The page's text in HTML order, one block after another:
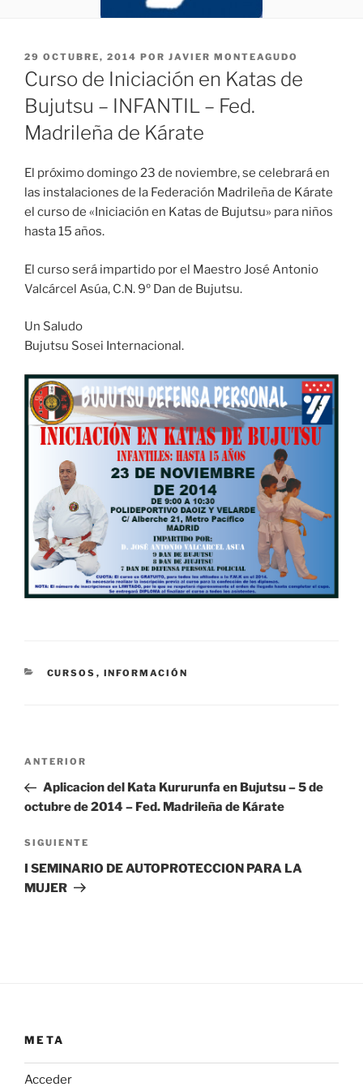
PUBLICADO
EL
29 OCTUBRE, 2014 POR JAVIER MONTEAGUDO
Curso de Iniciación en Katas de
Bujutsu – INFANTIL – Fed.
Madrileña de Kárate
El próximo domingo 23 de noviembre, se celebrará en
las instalaciones de la Federación Madrileña de Kárate
el curso de «Iniciación en Katas de Bujutsu» para niños
hasta 15 años.
El curso será impartido por el Maestro José Antonio
Valcárcel Asúa, C.N. 9º Dan de Bujutsu.
Un Saludo
Bujutsu Sosei Internacional.
CATEGORÍAS
CURSOS , INFORMACIÓN
Navegación
entradas
Entrada
anterior:
ANTERIOR
Aplicacion del Kata Kururunfa en Bujutsu – 5 de
octubre de 2014 – Fed. Madrileña de Kárate
Siguiente
entrada
SIGUIENTE
I SEMINARIO DE AUTOPROTECCION PARA LA
MUJER
META
Acceder